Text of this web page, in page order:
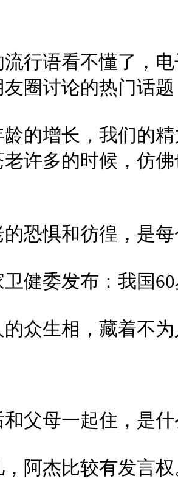
语看不懂了，电
圈讨论的热门话
增长，我们的精
许多的时候，仿
惧和彷徨，是每
委发布：我国60
生相，藏着不为
母一起住，是什
杰比较有发言权